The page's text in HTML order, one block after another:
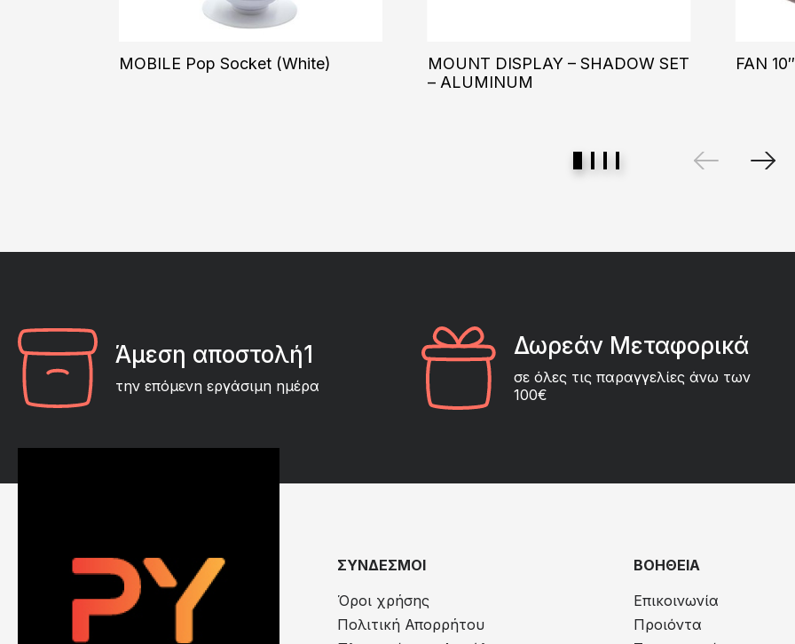
MOBILE Pop Socket (White)
MOUNT DISPLAY – SHADOW SET
– ALUMINUM
FAN 10″
Άμεση αποστολή1
την επόμενη εργάσιμη ημέρα
Δωρεάν Μεταφορικά
σε όλες τις παραγγελίες άνω των
100€
ΣΥΝΔΕΣΜΟΙ
Όροι χρήσης
Πολιτική Απορρήτου
ΒΟΗΘΕΙΑ
Επικοινωνία
Προιόντα